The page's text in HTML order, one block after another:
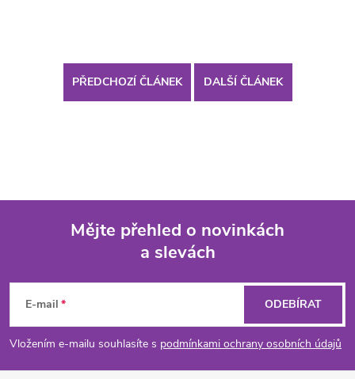
PŘEDCHOZÍ ČLÁNEK DALŠÍ ČLÁNEK
p
Mějte přehled o novinkách
a slevách
E-mail
Vložením e-mailu souhlasíte s podmínkami ochrany osobních údajů
ODEBÍRAT